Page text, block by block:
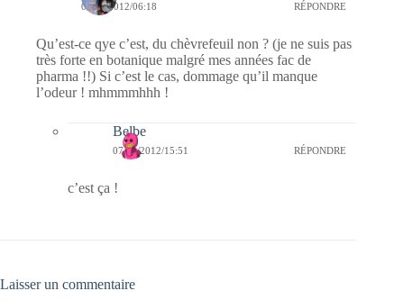
07/09/2012/06:18 RÉPONDRE
Qu’est-ce qye c’est, du chèvrefeuil non ? (je ne suis pas
très forte en botanique malgré mes années fac de
pharma !!) Si c’est le cas, dommage qu’il manque
l’odeur ! mhmmmhhh !
Belbe
07/09/2012/15:51 RÉPONDRE
c’est ça !
Laisser un commentaire